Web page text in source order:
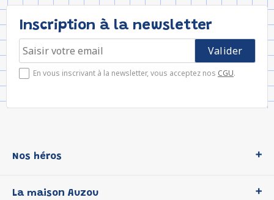
Inscription à la newsletter
En vous inscrivant à la newsletter, vous acceptez nos CGU.
Nos héros
La maison Auzou